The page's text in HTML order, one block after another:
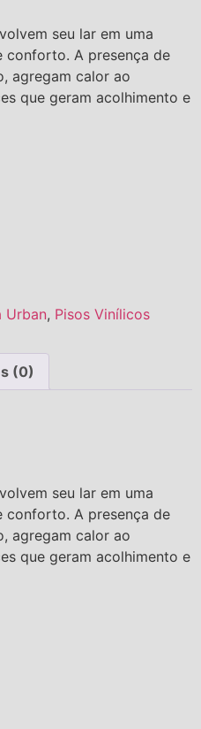
seu lar em uma
conforto. A presença de
agregam calor ao
que geram acolhimento e
Urban, Pisos Vinílicos
(0)
seu lar em uma
conforto. A presença de
agregam calor ao
que geram acolhimento e